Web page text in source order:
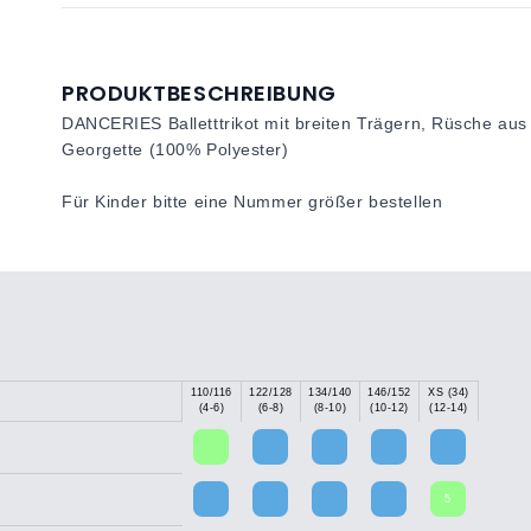
PRODUKTBESCHREIBUNG
DANCERIES Balletttrikot mit breiten Trägern, Rüsche aus
Georgette (100% Polyester)
Für Kinder bitte eine Nummer größer bestellen
110/116
(4-6)
122/128
(6-8)
134/140
(8-10)
146/152
(10-12)
XS (34)
(12-14)
5